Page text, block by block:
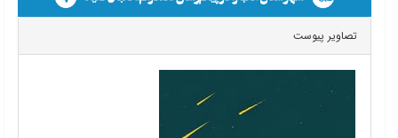
تصاویر پیوست